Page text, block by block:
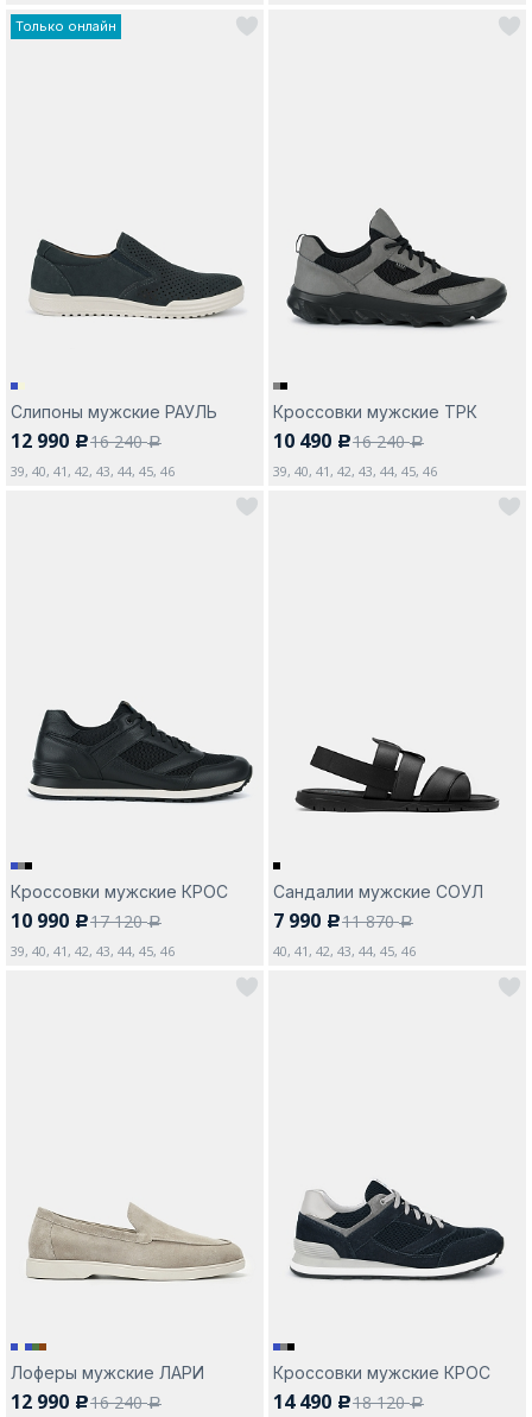
Только онлайн
Слипоны мужские РАУЛЬ
12 990 c16 240a
39, 40, 41, 42, 43, 44, 45, 46
Кроссовки мужские ТРК
10 490 c16 240a
39, 40, 41, 42, 43, 44, 45, 46
Кроссовки мужские КРОС
10 990 c17 120a
39, 40, 41, 42, 43, 44, 45, 46
Сандалии мужские СОУЛ
7 990 c11 870a
40, 41, 42, 43, 44, 45, 46
Лоферы мужские ЛАРИ
12 990 c16 240a
Кроссовки мужские КРОС
14 490 c18 120a